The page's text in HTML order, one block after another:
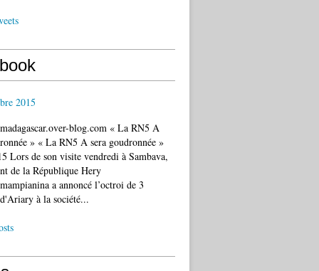
2015
blog.com « La RN5 A
» « La RN5 A sera goudronnée »
Lors de son visite vendredi à Sambava,
de la République Hery
a annoncé l’octroi de 3
à la société...